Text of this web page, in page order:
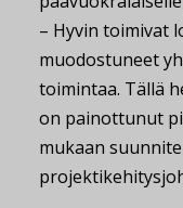
– Hyvin toimivat
muodostuneet
toimintaa. Tällä
on painottunut
mukaan